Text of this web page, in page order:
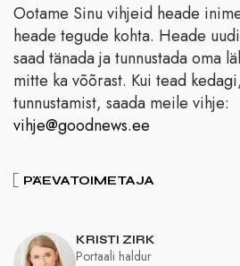
Ootame Sinu vihjeid heade
heade tegude kohta. Heade
saad tänada ja tunnustada oma
mitte ka võõrast. Kui tead
tunnustamist, saada meile vihje:
vihje@goodnews.ee
PÄEVATOIMETAJA
KRISTI ZIRK
Portaali haldur